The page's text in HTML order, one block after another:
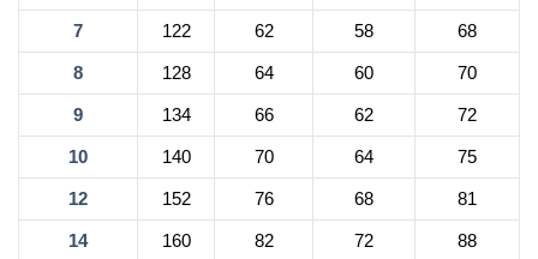
7 122 62 58 68
8 128 64 60 70
9 134 66 62 72
10 140 70 64 75
12 152 76 68 81
14 160 82 72 88